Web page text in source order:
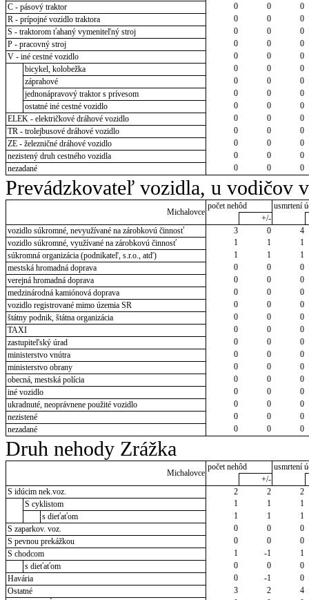
C - pásový traktor
0 0
0
R - prípojné vozidlo traktora
0 0
0
S - traktorom ťahaný vymeniteľný stroj
0 0
0
P - pracovný stroj
0 0
0
V - iné cestné vozidlo
0 0
0
bicykel, kolobežka
0 0
0
záprahové
0 0
0
jednonápravový traktor s prívesom
0 0
0
ostatné iné cestné vozidlo
0 0
0
ELEK - električkové dráhové vozidlo
0 0
0
TR - trolejbusové dráhové vozidlo
0 0
0
ZE - železničné dráhové vozidlo
0 0
0
nezistený druh cestného vozidla
0 0
0
nezadané
0 0 0
Prevádzkovateľ vozidla, u vodičov
Michalovce
počet nehôd
usmrtení
+/-
vozidlo súkromné, nevyužívané na zárobkovú činnosť
3 0
4
vozidlo súkromné, využívané na zárobkovú činnosť
1 1
1
súkromná organizácia (podnikateľ, s.r.o., atď)
1 1
1
mestská hromadná doprava
0 0
0
verejná hromadná doprava
0 0
0
medzinárodná kamiónová doprava
0 0
0
vozidlo registrované mimo územia SR
0 0
0
štátny podnik, štátna organizácia
0 0
0
TAXI
0 0
0
zastupiteľský úrad
0 0
0
ministerstvo vnútra
0 0
0
ministerstvo obrany
0 0
0
obecná, mestská polícia
0 0
0
iné vozidlo
0 0
0
ukradnuté, neoprávnene použité vozidlo
0 0
0
nezistené
0 0
0
nezadané
0 0 0
Druh nehody Zrážka
Michalovce
počet nehôd
usmrtení
+/-
S idúcim nek.voz.
2 2
2
S cyklistom
1 1
1
s dieťaťom
1 1
1
S zaparkov. voz.
0 0
0
S pevnou prekážkou
0 0
0
S chodcom
1 -1
1
s dieťaťom
0 0
0
Havária
0 -1
0
Ostatné
3 2
4